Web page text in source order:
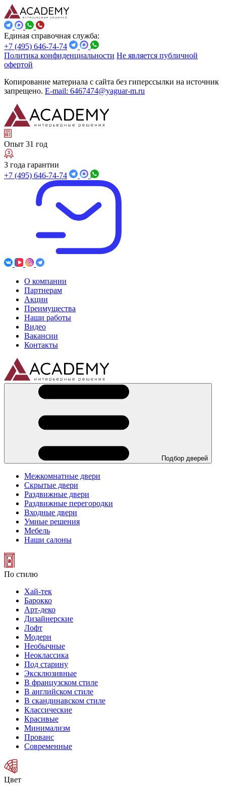
Единая справочная служба:
+7 (495) 646-74-74
Политика конфиденциальности Не является публичной
офертой
Копирование материала с сайта без гиперссылки на источник
запрещено. E-mail: 6467474@yaguar-m.ru
Опыт 31 год
3 года гарантии
+7 (495) 646-74-74
О компании
Партнерам
Акции
Преимущества
Наши работы
Видео
Вакансии
Контакты
Подбор дверей
Межкомнатные двери
Скрытые двери
Раздвижные двери
Раздвижные перегородки
Входные двери
Умные решения
Мебель
Наши салоны
По стилю
Хай-тек
Барокко
Арт-деко
Дизайнерские
Лофт
Модерн
Необычные
Неоклассика
Под старину
Эксклюзивные
В французском стиле
В английском стиле
В скандинавском стиле
Классические
Красивые
Минимализм
Прованс
Современные
Цвет